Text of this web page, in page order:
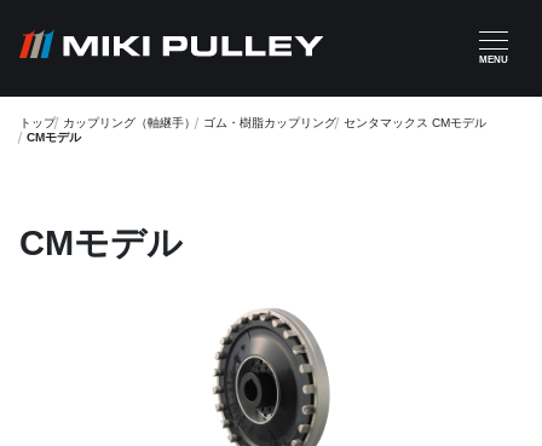
MENU
トップ カップリング（軸継手） ゴム・樹脂カップリング センタマックス CMモデル
CMモデル
CMモデル